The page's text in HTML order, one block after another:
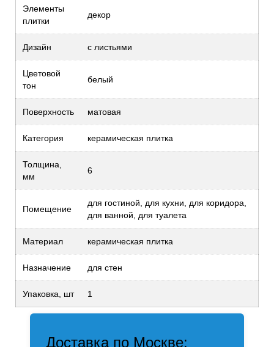
Элементы
плитки
декор
Дизайн с листьями
Цветовой
тон
белый
Поверхность матовая
Категория керамическая плитка
Толщина,
мм
6
Помещение
для гостиной, для кухни, для коридора,
для ванной, для туалета
Материал керамическая плитка
Назначение для стен
Упаковка, шт 1
Доставка по Москве: